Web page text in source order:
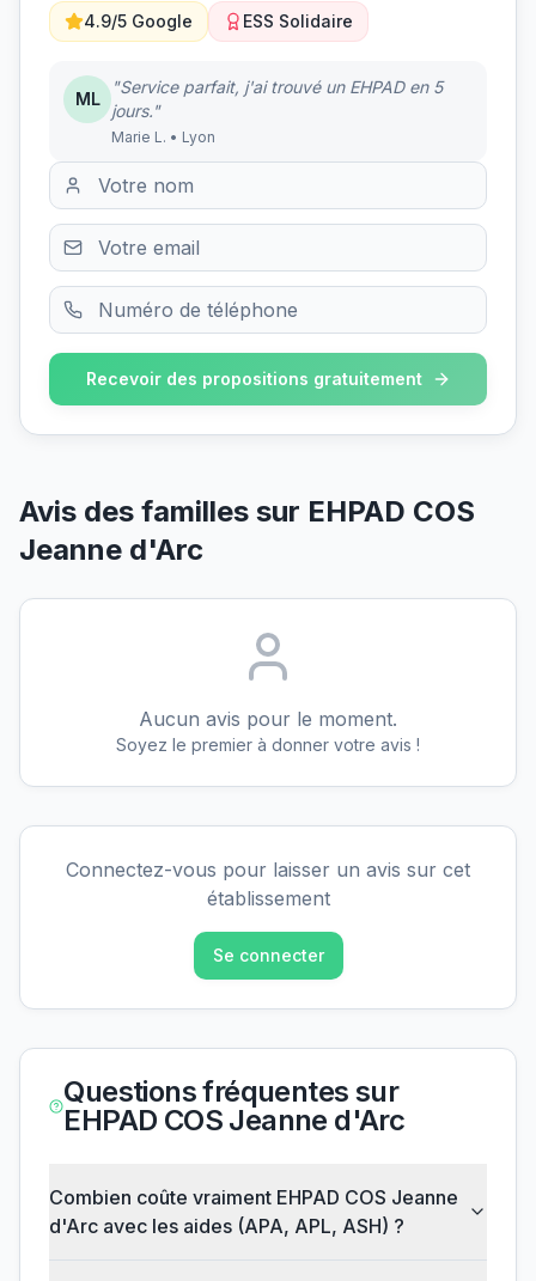
4.9/5 Google ESS Solidaire
ML
"Service parfait, j'ai trouvé un EHPAD en 5
jours."
Marie L. • Lyon
Recevoir des propositions gratuitement
Avis des familles sur EHPAD COS
Jeanne d'Arc
Aucun avis pour le moment.
Soyez le premier à donner votre avis !
Connectez-vous pour laisser un avis sur cet
établissement
Se connecter
Questions fréquentes sur
EHPAD COS Jeanne d'Arc
Combien coûte vraiment EHPAD COS Jeanne
d'Arc avec les aides (APA, APL, ASH) ?